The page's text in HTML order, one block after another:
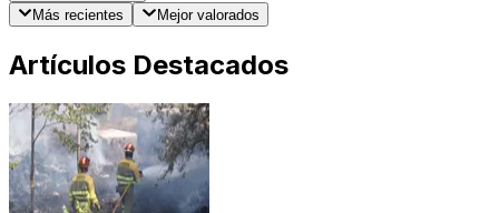
Más recientes
Mejor valorados
Artículos Destacados